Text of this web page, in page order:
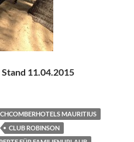
11.04.2015
MAURITIUS
CLUB ROBINSON